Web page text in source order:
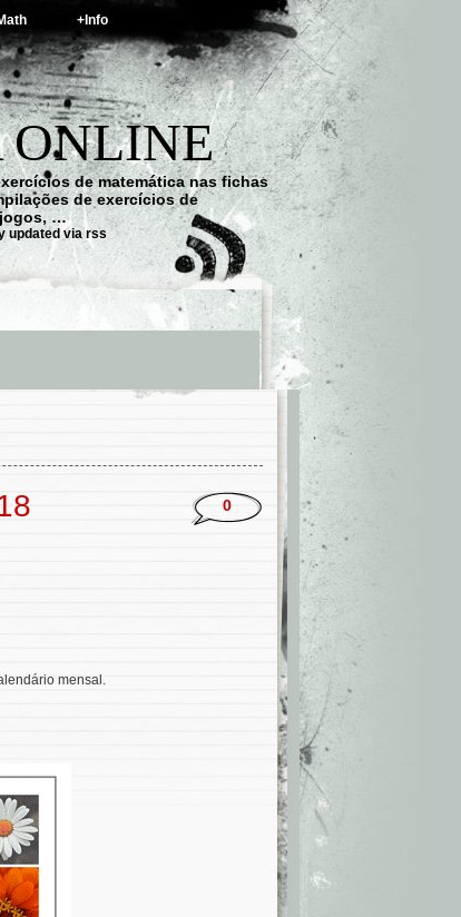
+Info
ONLINE
de matemática nas fichas
de exercícios de
jogos, …
updated via rss
0
mensal.